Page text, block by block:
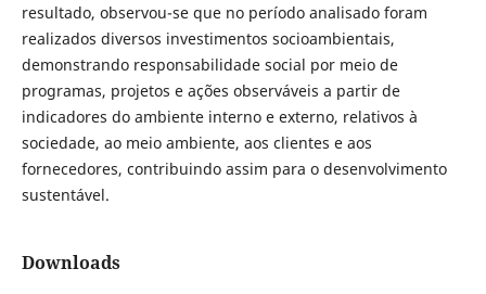
resultado, observou-se que no período analisado foram
realizados diversos investimentos socioambientais,
demonstrando responsabilidade social por meio de
programas, projetos e ações observáveis a partir de
indicadores do ambiente interno e externo, relativos à
sociedade, ao meio ambiente, aos clientes e aos
fornecedores, contribuindo assim para o desenvolvimento
sustentável.
Downloads